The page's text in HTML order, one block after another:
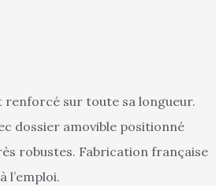
renforcé sur toute sa longueur.
dossier amovible positionné
robustes. Fabrication française
l’emploi.